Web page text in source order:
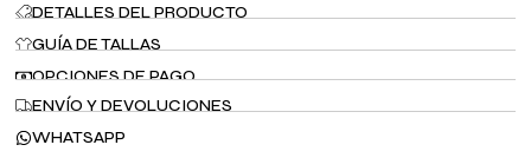
DETALLES DEL PRODUCTO
GUÍA DE TALLAS
OPCIONES DE PAGO
ENVÍO Y DEVOLUCIONES
WHATSAPP